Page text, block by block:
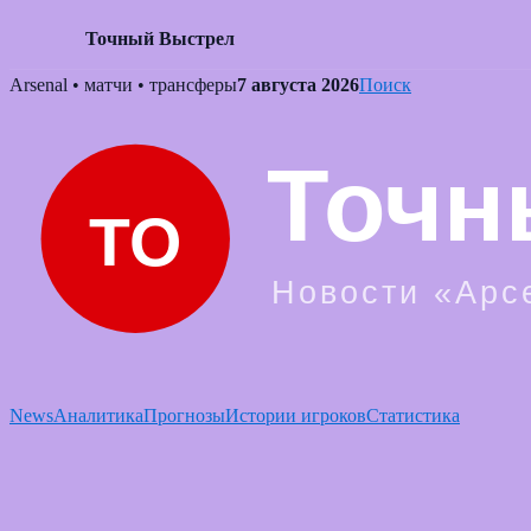
Точный Выстрел
Skip
Arsenal • матчи • трансферы7 августа 2026Поиск
NewsАналитикаПрогнозыИстории игроковСтатистика